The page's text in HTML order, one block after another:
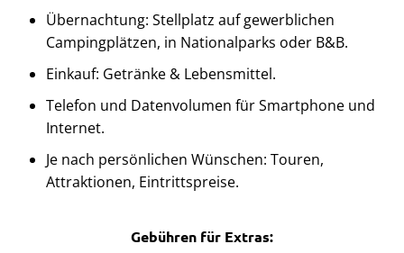
Übernachtung: Stellplatz auf gewerblichen
Campingplätzen, in Nationalparks oder B&B.
Einkauf: Getränke & Lebensmittel.
Telefon und Datenvolumen fürSmartphone und
Internet.
Je nach persönlichen Wünschen: Touren,
Attraktionen, Eintrittspreise.
Gebühren für Extras: